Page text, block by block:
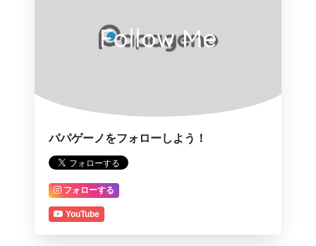
Follow Me
パパゲーノをフォローしよう！
フォローする
YouTube